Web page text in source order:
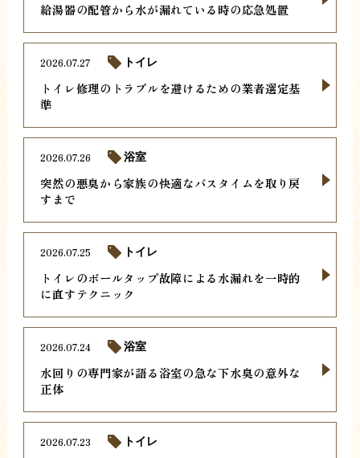
給湯器の配管から水が漏れている時の応急処置
トイレ修理のトラブルを避けるための業者選定基
準
2026.07.27 トイレ
突然の悪臭から家族の快適なバスタイムを取り戻
すまで
2026.07.26 浴室
トイレのボールタップ故障による水漏れを一時的
に直すテクニック
2026.07.25 トイレ
水回りの専門家が語る浴室の急な下水臭の意外な
正体
2026.07.24 浴室
2026.07.23 トイレ